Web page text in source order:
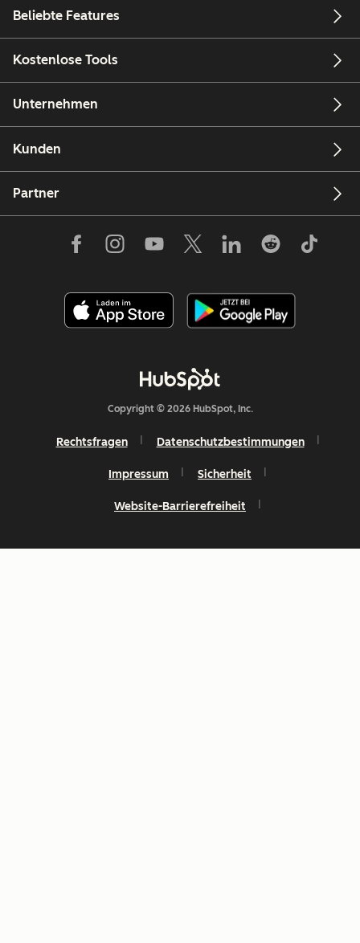
Beliebte Features
Kostenlose Tools
Unternehmen
Kunden
Partner
Copyright © 2026 HubSpot, Inc.
Rechtsfragen Datenschutzbestimmungen
Impressum Sicherheit
Website-Barrierefreiheit